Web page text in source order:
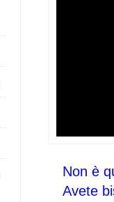
Non è
Avete